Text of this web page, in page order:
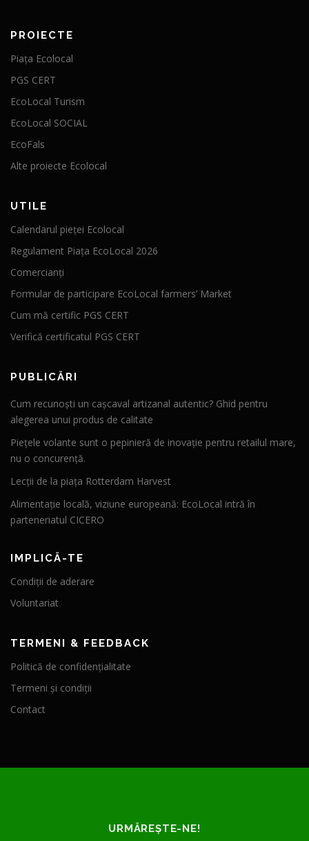
PROIECTE
Piața Ecolocal
PGS CERT
EcoLocal Turism
EcoLocal SOCIAL
EcoFals
Alte proiecte Ecolocal
UTILE
Calendarul pieței Ecolocal
Regulament Piața EcoLocal 2026
Comercianți
Formular de participare EcoLocal farmers’ Market
Cum mă certific PGS CERT
Verifică certificatul PGS CERT
PUBLICĂRI
Cum recunoști un cașcaval artizanal autentic? Ghid pentru
alegerea unui produs de calitate
Piețele volante sunt o pepinieră de inovație pentru retailul mare,
nu o concurență.
Lecții de la piața Rotterdam Harvest
Alimentație locală, viziune europeană: EcoLocal intră în
parteneriatul CICERO
IMPLICĂ-TE
Condiții de aderare
Voluntariat
TERMENI & FEEDBACK
Politică de confidențialitate
Termeni și condiții
Contact
URMĂREȘTE-NE!